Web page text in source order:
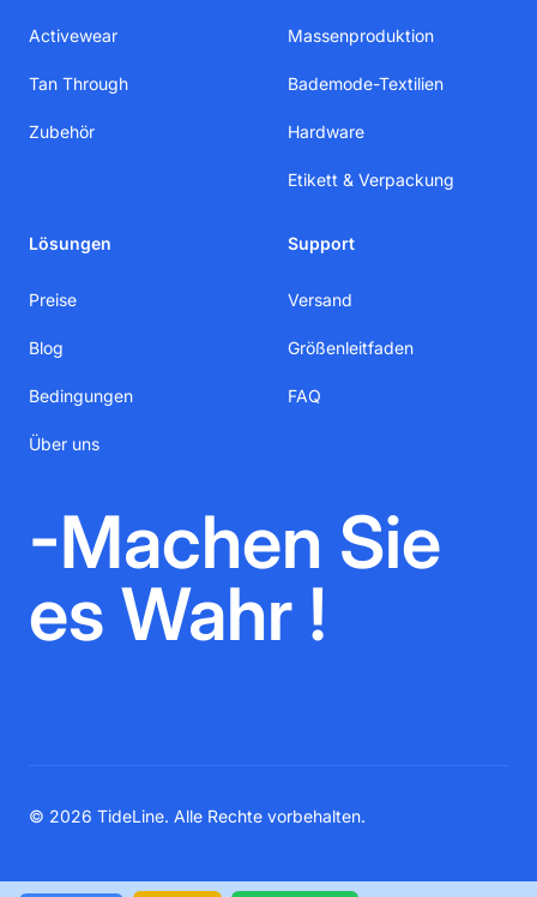
Activewear
Tan Through
Zubehör
Massenproduktion
Bademode-Textilien
Hardware
Etikett & Verpackung
Lösungen
Preise
Blog
Bedingungen
Über uns
Support
Versand
Größenleitfaden
FAQ
-Machen Sie
es Wahr !
© 2026 TideLine. Alle Rechte vorbehalten.